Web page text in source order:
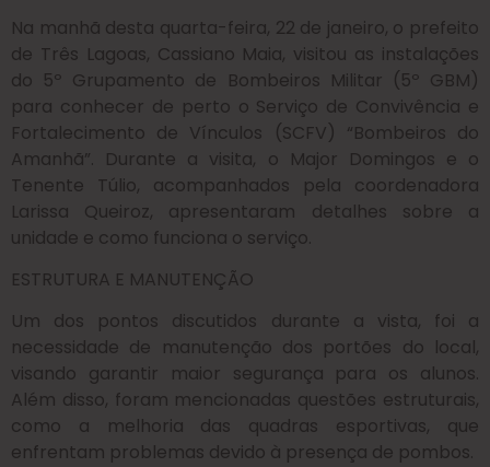
Na manhã desta quarta-feira, 22 de janeiro, o prefeito
de Três Lagoas, Cassiano Maia, visitou as instalações
do 5º Grupamento de Bombeiros Militar (5º GBM)
para conhecer de perto o Serviço de Convivência e
Fortalecimento de Vínculos (SCFV) “Bombeiros do
Amanhã”. Durante a visita, o Major Domingos e o
Tenente Túlio, acompanhados pela coordenadora
Larissa Queiroz, apresentaram detalhes sobre a
unidade e como funciona o serviço.
ESTRUTURA E MANUTENÇÃO
Um dos pontos discutidos durante a vista, foi a
necessidade de manutenção dos portões do local,
visando garantir maior segurança para os alunos.
Além disso, foram mencionadas questões estruturais,
como a melhoria das quadras esportivas, que
enfrentam problemas devido à presença de pombos.